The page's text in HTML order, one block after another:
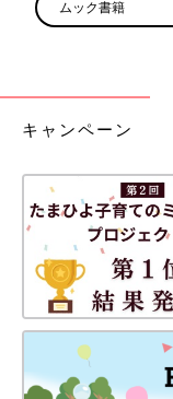
ムック書籍
キャンペーン